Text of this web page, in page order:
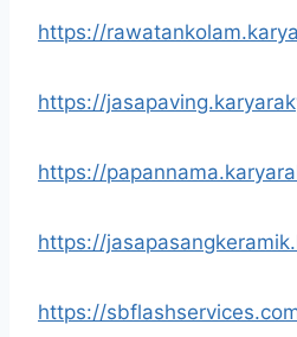
https://
https://
https://
https://
https://